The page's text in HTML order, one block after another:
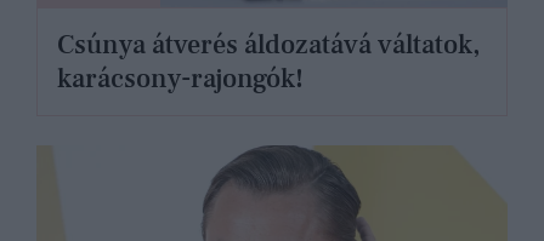
Csúnya átverés áldozatává váltatok,
karácsony-rajongók!